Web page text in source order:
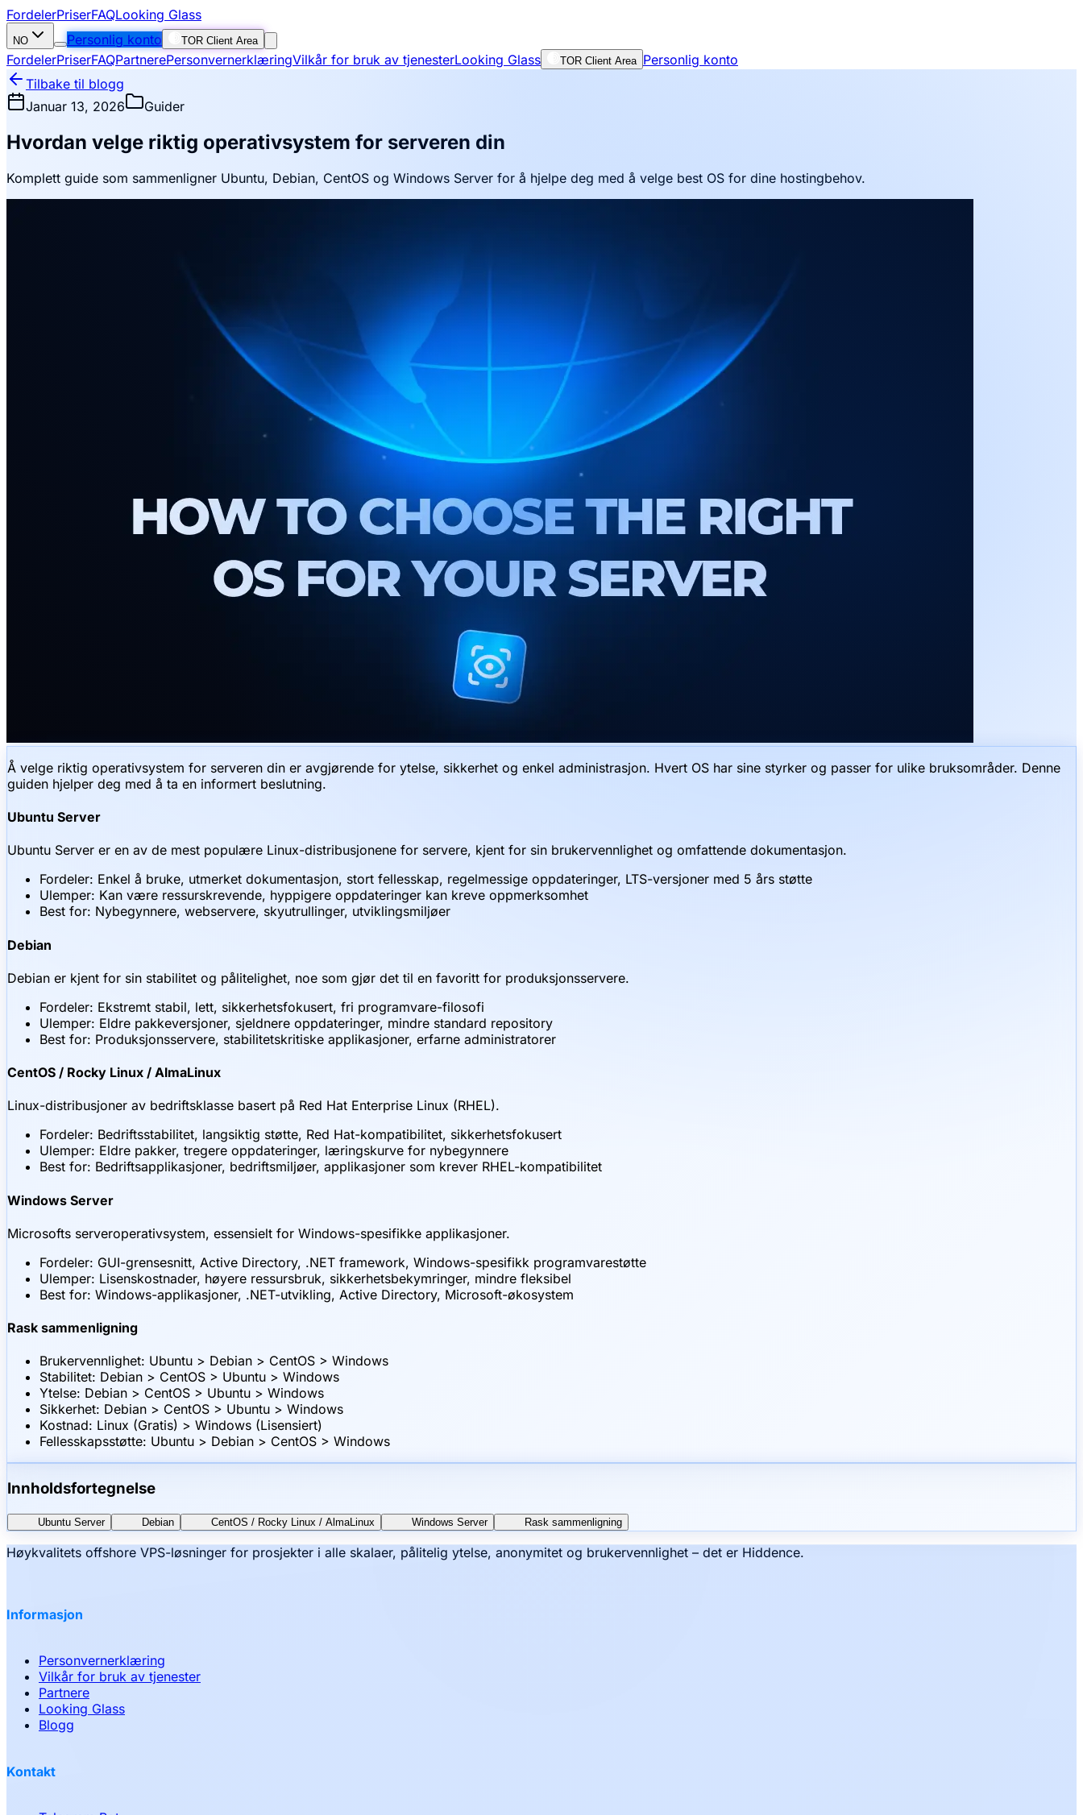
FordelerPriserFAQLooking Glass
NO Personlig konto TOR Client Area
FordelerPriserFAQPartnerePersonvernerklæringVilkår for bruk av tjenesterLooking Glass TOR Client Area Personlig konto
Tilbake til blogg
Januar 13, 2026
Guider
Hvordan velge riktig operativsystem for serveren din
Komplett guide som sammenligner Ubuntu, Debian, CentOS og Windows Server for å hjelpe deg med å velge best OS for dine hostingbehov.
Å velge riktig operativsystem for serveren din er avgjørende for ytelse, sikkerhet og enkel administrasjon. Hvert OS har sine styrker og passer for ulike bruksområder. Denne
guiden hjelper deg med å ta en informert beslutning.
Ubuntu Server
Ubuntu Server er en av de mest populære Linux-distribusjonene for servere, kjent for sin brukervennlighet og omfattende dokumentasjon.
Fordeler: Enkel å bruke, utmerket dokumentasjon, stort fellesskap, regelmessige oppdateringer, LTS-versjoner med 5 års støtte
Ulemper: Kan være ressurskrevende, hyppigere oppdateringer kan kreve oppmerksomhet
Best for: Nybegynnere, webservere, skyutrullinger, utviklingsmiljøer
Debian
Debian er kjent for sin stabilitet og pålitelighet, noe som gjør det til en favoritt for produksjonsservere.
Fordeler: Ekstremt stabil, lett, sikkerhetsfokusert, fri programvare-filosofi
Ulemper: Eldre pakkeversjoner, sjeldnere oppdateringer, mindre standard repository
Best for: Produksjonsservere, stabilitetskritiske applikasjoner, erfarne administratorer
CentOS / Rocky Linux / AlmaLinux
Linux-distribusjoner av bedriftsklasse basert på Red Hat Enterprise Linux (RHEL).
Fordeler: Bedriftsstabilitet, langsiktig støtte, Red Hat-kompatibilitet, sikkerhetsfokusert
Ulemper: Eldre pakker, tregere oppdateringer, læringskurve for nybegynnere
Best for: Bedriftsapplikasjoner, bedriftsmiljøer, applikasjoner som krever RHEL-kompatibilitet
Windows Server
Microsofts serveroperativsystem, essensielt for Windows-spesifikke applikasjoner.
Fordeler: GUI-grensesnitt, Active Directory, .NET framework, Windows-spesifikk programvarestøtte
Ulemper: Lisenskostnader, høyere ressursbruk, sikkerhetsbekymringer, mindre fleksibel
Best for: Windows-applikasjoner, .NET-utvikling, Active Directory, Microsoft-økosystem
Rask sammenligning
Brukervennlighet: Ubuntu > Debian > CentOS > Windows
Stabilitet: Debian > CentOS > Ubuntu > Windows
Ytelse: Debian > CentOS > Ubuntu > Windows
Sikkerhet: Debian > CentOS > Ubuntu > Windows
Kostnad: Linux (Gratis) > Windows (Lisensiert)
Fellesskapsstøtte: Ubuntu > Debian > CentOS > Windows
Innholdsfortegnelse
Ubuntu Server Debian CentOS / Rocky Linux / AlmaLinux Windows Server Rask sammenligning
Høykvalitets offshore VPS-løsninger for prosjekter i alle skalaer, pålitelig ytelse, anonymitet og brukervennlighet – det er Hiddence.
Informasjon
Personvernerklæring
Vilkår for bruk av tjenester
Partnere
Looking Glass
Blogg
Kontakt